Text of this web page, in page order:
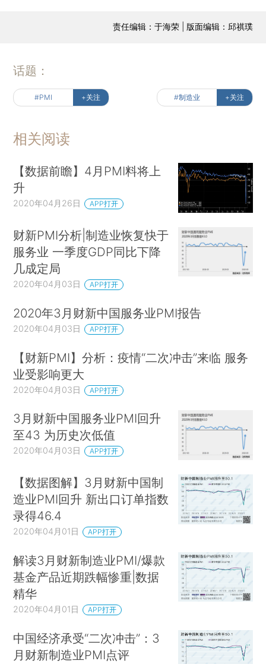
责任编辑：于海荣 | 版面编辑：邱祺璞
话题：
#PMI +关注 #制造业 +关注
相关阅读
【数据前瞻】4月PMI料将上
升
2020年04月26日 APP打开
财新PMI分析|制造业恢复快于
服务业 一季度GDP同比下降
几成定局
2020年04月03日 APP打开
2020年3月财新中国服务业PMI报告
2020年04月03日 APP打开
【财新PMI】分析：疫情“二次冲击”来临 服务
业受影响更大
2020年04月03日 APP打开
3月财新中国服务业PMI回升
至43 为历史次低值
2020年04月03日 APP打开
【数据图解】3月财新中国制
造业PMI回升 新出口订单指数
录得46.4
2020年04月01日 APP打开
解读3月财新制造业PMI/爆款
基金产品近期跌幅惨重|数据
精华
2020年04月01日 APP打开
中国经济承受“二次冲击”：3
月财新制造业PMI点评